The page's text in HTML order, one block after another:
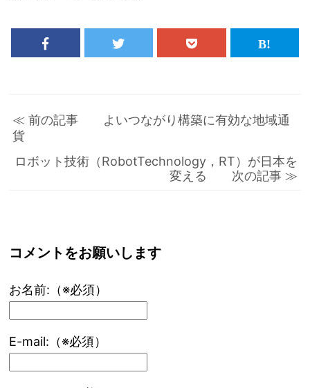
≪ 前の記事 よいつながり構築に有効な地域通
貨
ロボット技術（RobotTechnology，RT）が日本を
変える 次の記事 ≫
コメントをお願いします
お名前:（※必須）
E-mail:（※必須）